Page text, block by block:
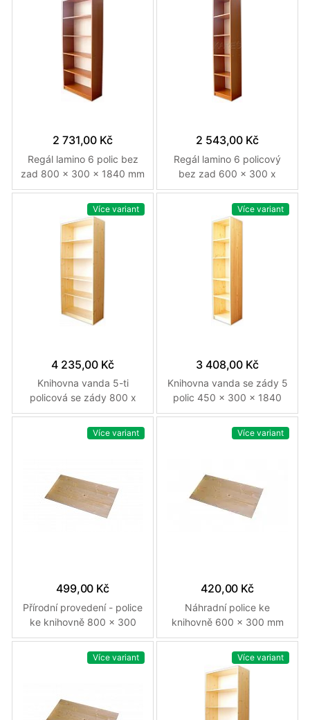
2 731,00 Kč
Regál lamino 6 polic bez
zad 800 x 300 x 1840 mm
Třešeň
2 543,00 Kč
Regál lamino 6 policový
bez zad 600 x 300 x
1840 mm Třešeň
Více variant
4 235,00 Kč
Knihovna vanda 5-ti
policová se zády 800 x
300 x 1840 mm Přírodní
Více variant
3 408,00 Kč
Knihovna vanda se zády 5
polic 450 x 300 x 1840
mm Přírodní
Více variant
499,00 Kč
Přírodní provedení - police
ke knihovně 800 x 300
mm Přírodní
Více variant
420,00 Kč
Náhradní police ke
knihovně 600 x 300 mm
Přírodní
Více variant Více variant